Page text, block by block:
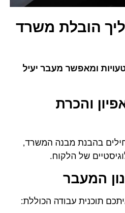
הובלת משרד
ומאפשר מעבר יעיל
והכרת
בהבנת מבנה המשרד,
של הלקוח.
המעבר
תוכנית עבודה הכוללת: